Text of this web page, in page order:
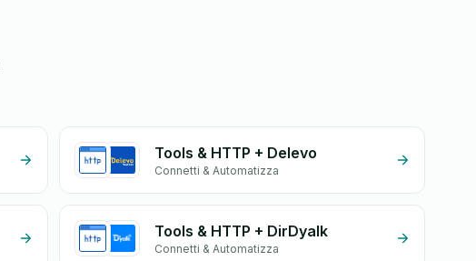
Tools & HTTP + Delevo
Connetti & Automatizza
Tools & HTTP + DirDyalk
Connetti & Automatizza